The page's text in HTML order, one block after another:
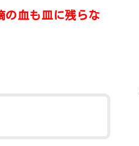
の血も皿に残らな